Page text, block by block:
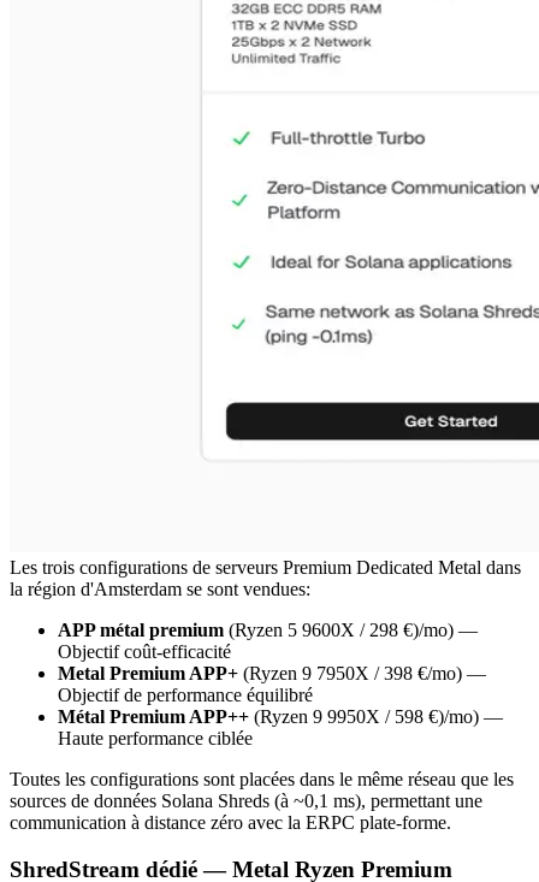
Les trois configurations de serveurs Premium Dedicated Metal dans
la région d'Amsterdam se sont vendues:
APP métal premium (Ryzen 5 9600X / 298 €)/mo) —
Objectif coût-efficacité
Metal Premium APP+ (Ryzen 9 7950X / 398 €/mo) —
Objectif de performance équilibré
Métal Premium APP++ (Ryzen 9 9950X / 598 €)/mo) —
Haute performance ciblée
Toutes les configurations sont placées dans le même réseau que les
sources de données Solana Shreds (à ~0,1 ms), permettant une
communication à distance zéro avec la ERPC plate-forme.
ShredStream dédié — Metal Ryzen Premium